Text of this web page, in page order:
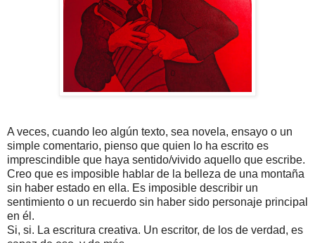
A veces, cuando leo algún texto, sea novela, ensayo o un
simple comentario, pienso que quien lo ha escrito es
imprescindible que haya sentido/vivido aquello que escribe.
Creo que es imposible hablar de la belleza de una montaña
sin haber estado en ella. Es imposible describir un
sentimiento o un recuerdo sin haber sido personaje principal
en él.
Si, si. La escritura creativa. Un escritor, de los de verdad, es